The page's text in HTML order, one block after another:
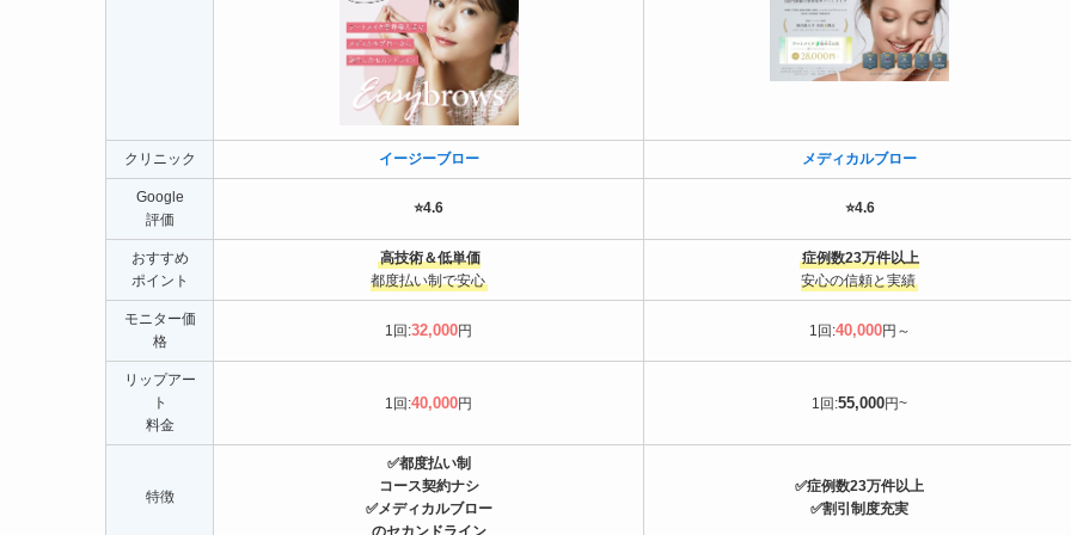
クリニック イージーブロー メディカルブロー
Google
評価
⭐️4.6 ⭐️4.6
おすすめ
ポイント
高技術＆低単価
都度払い制で安心
症例数23万件以上
安心の信頼と実績
モニター価
格
1回:32,000円 1回:40,000円～
リップアー
ト
料金
1回:40,000円 1回:55,000円~
特徴
✅都度払い制
コース契約ナシ
✅メディカルブロー
✅症例数23万件以上
✅割引制度充実